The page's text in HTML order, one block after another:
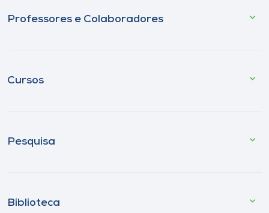
Professores e Colaboradores
Cursos
Pesquisa
Biblioteca